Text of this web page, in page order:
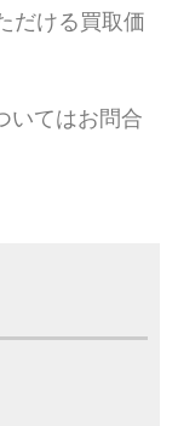
だける買取価
いてはお問合